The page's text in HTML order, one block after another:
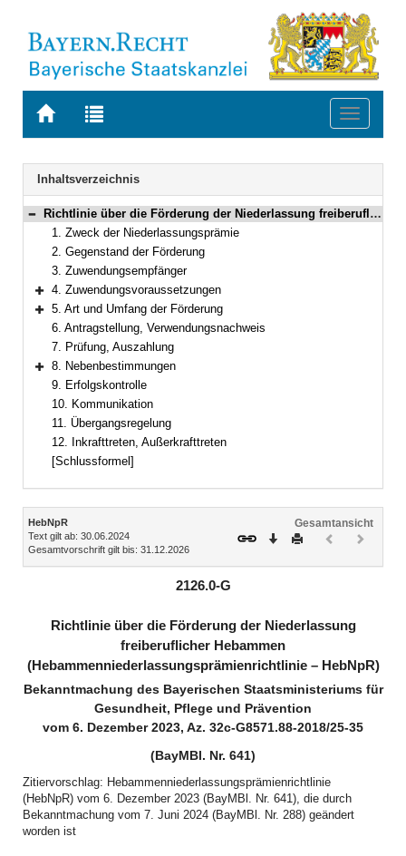
Zur
BAYERN.RECHT
Zur
letzten
Suche
Toggle
Navigation
Inhaltsverzeichnis
Bereich reduzieren
Richtlinie über die Förderung der Niederlassung freiberuflicher Hebammen
1. Zweck der Niederlassungsprämie
2. Gegenstand der Förderung
3. Zuwendungsempfänger
Bereich erweitern
4. Zuwendungsvoraussetzungen
Bereich erweitern
5. Art und Umfang der Förderung
6. Antragstellung, Verwendungsnachweis
7. Prüfung, Auszahlung
Bereich erweitern
8. Nebenbestimmungen
9. Erfolgskontrolle
10. Kommunikation
11. Übergangsregelung
12. Inkrafttreten, Außerkrafttreten
[Schlussformel]
Inhalt
HebNpR
Text gilt ab: 30.06.2024
Gesamtvorschrift gilt bis: 31.12.2026
Gesamtansicht
Download
DruckenVorheriges
(inaktiv)(inaktiv)
2126.0-G
Richtlinie über die Förderung der Niederlassung
freiberuflicher Hebammen
(Hebammenniederlassungsprämienrichtlinie – HebNpR)
Bekanntmachung des Bayerischen Staatsministeriums für
Gesundheit, Pflege und Prävention
vom 6. Dezember 2023, Az. 32c-G8571.88-2018/25-35
(BayMBl. Nr. 641)
Zitiervorschlag: Hebammenniederlassungsprämienrichtlinie
(HebNpR) vom 6. Dezember 2023 (BayMBl. Nr. 641), die durch
Bekanntmachung vom 7. Juni 2024 (BayMBl. Nr. 288) geändert
worden ist